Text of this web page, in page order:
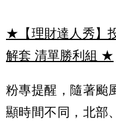
★【理財達人秀】
解套 清單勝利組 ★
粉專提醒，隨著颱
顯時間不同，北部